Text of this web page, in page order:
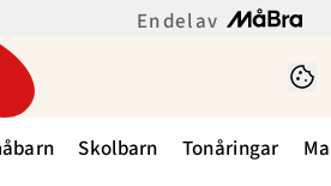
En del av
Skolbarn Tonåringar